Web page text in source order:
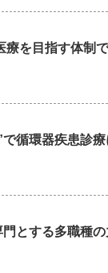
療を目指す体制
で循環器疾患診
とする多職種